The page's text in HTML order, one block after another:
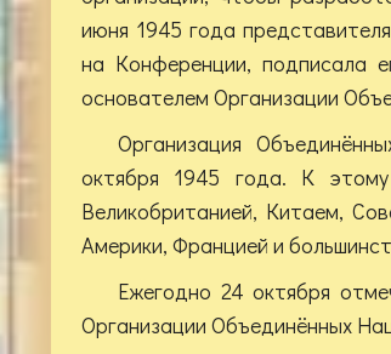
июня 1945 года
на Конференции, подписала
основателем Организации
Организация
октября 1945 года. К
Великобританией, Китаем,
Америки, Францией и
Ежегодно 24 октября
Организации Объединённых